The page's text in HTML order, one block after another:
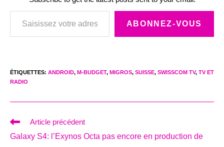
Saisissez votre adresse e-mail…
ABONNEZ-VOUS
ÉTIQUETTES: ANDROID, M-BUDGET, MIGROS, SUISSE, SWISSCOM TV, TV ET
RADIO
Read
articles
Article précédent
Galaxy S4: l’Exynos Octa pas encore en production de